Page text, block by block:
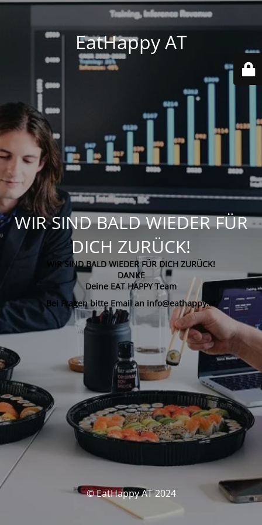
EatHappy AT
WIR SIND BALD WIEDER FÜR
DICH ZURÜCK!
WIR SIND BALD WIEDER FÜR DICH ZURÜCK!
DANKE
Deine EAT HAPPY Team
Bei Fragen bitte Email an info@eathappy.at
© EatHappy AT 2024